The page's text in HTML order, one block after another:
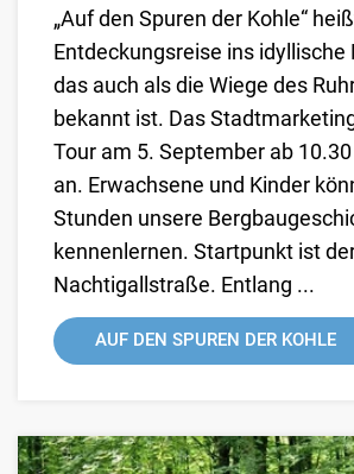
„Auf den Spuren der Kohle“
Entdeckungsreise ins
das auch als die Wiege des
bekannt ist. Das
Tour am 5. September ab
an. Erwachsene und Kinder
Stunden unsere
kennenlernen. Startpunkt ist
Nachtigallstraße. Entlang ...
AUF DEN SPUREN DER KOHLE